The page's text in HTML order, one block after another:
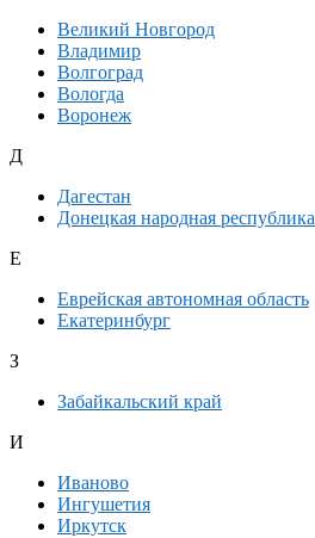
Великий Новгород
Владимир
Волгоград
Вологда
Воронеж
Д
Дагестан
Донецкая народная республика
Е
Еврейская автономная область
Екатеринбург
З
Забайкальский край
И
Иваново
Ингушетия
Иркутск